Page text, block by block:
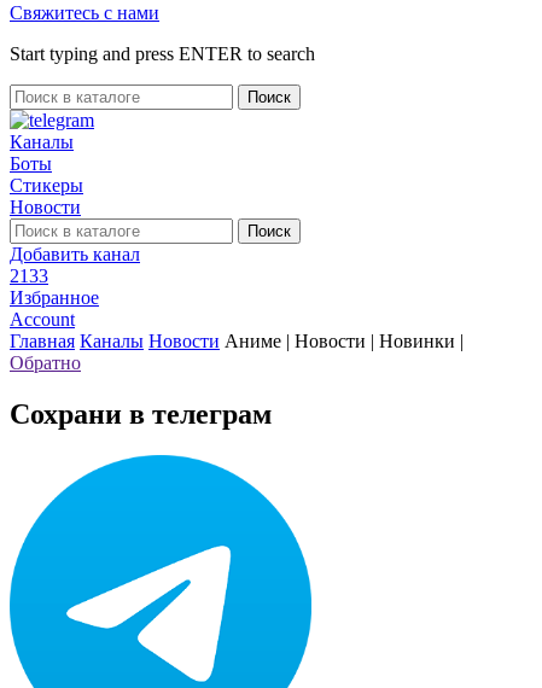
Свяжитесь с нами
Start typing and press ENTER to search
Поиск
Каналы
Боты
Стикеры
Новости
Поиск
Добавить канал
2133
Избранное
Account
Главная Каналы Новости Аниме | Новости | Новинки |
Обратно
Сохрани в телеграм